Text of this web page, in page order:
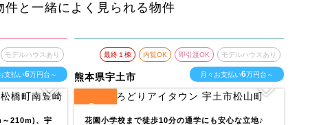
件と一緒によく見られる物件
モデルハウスあり
支払い6万円台～
～210m)、宇
熊本県宇土市
最終１棟 内覧OK 即引渡OK モデルハウスあり
月々お支払い6万円台～
3
花園小学校まで徒歩10分の通学にも安心な立地♪